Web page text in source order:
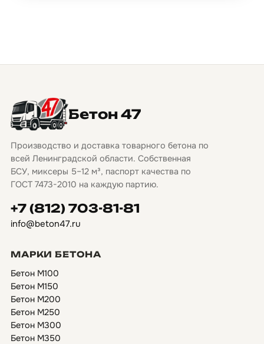
Бетон 47
Производство и доставка товарного бетона по
всей Ленинградской области. Собственная
БСУ, миксеры 5–12 м³, паспорт качества по
ГОСТ 7473-2010 на каждую партию.
+7 (812) 703-81-81
info@beton47.ru
МАРКИ БЕТОНА
Бетон М100
Бетон М150
Бетон М200
Бетон М250
Бетон М300
Бетон М350